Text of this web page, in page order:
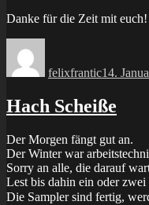
Danke für die Zeit mit euch!
felixfrantic14.
Hach Scheiße
Der Morgen fängt gut an.
Der Winter war
Sorry an alle, die darauf
Lest bis dahin ein oder zwei
Die Sampler sind fertig,